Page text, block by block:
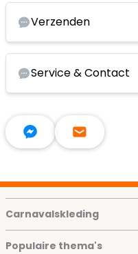
Verzenden
Service & Contact
Carnavalskleding
Populaire thema's